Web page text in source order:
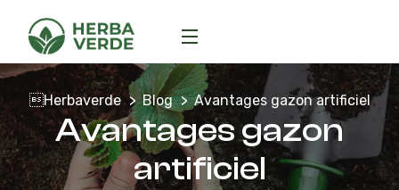
Herbaverde Blog Avantages gazon artificiel
Avantages gazon
artificiel